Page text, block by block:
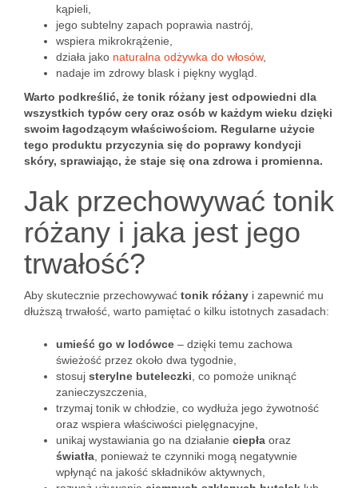
kąpieli,
jego subtelny zapach poprawia nastrój,
wspiera mikrokrążenie,
działa jako naturalna odżywka do włosów,
nadaje im zdrowy blask i piękny wygląd.
Warto podkreślić, że tonik różany jest odpowiedni dla
wszystkich typów cery oraz osób w każdym wieku dzięki
swoim łagodzącym właściwościom. Regularne użycie
tego produktu przyczynia się do poprawy kondycji
skóry, sprawiając, że staje się ona zdrowa i promienna.
Jak przechowywać tonik
różany i jaka jest jego
trwałość?
Aby skutecznie przechowywać tonik różany i zapewnić mu
dłuższą trwałość, warto pamiętać o kilku istotnych zasadach:
umieść go w lodówce – dzięki temu zachowa
świeżość przez około dwa tygodnie,
stosuj sterylne buteleczki , co pomoże uniknąć
zanieczyszczenia,
trzymaj tonik w chłodzie, co wydłuża jego żywotność
oraz wspiera właściwości pielęgnacyjne,
unikaj wystawiania go na działanie ciepła oraz
światła , ponieważ te czynniki mogą negatywnie
wpłynąć na jakość składników aktywnych,